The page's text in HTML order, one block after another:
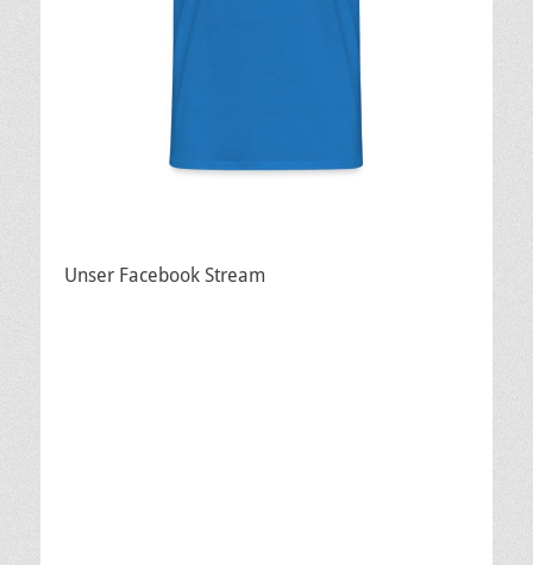
Unser Facebook Stream